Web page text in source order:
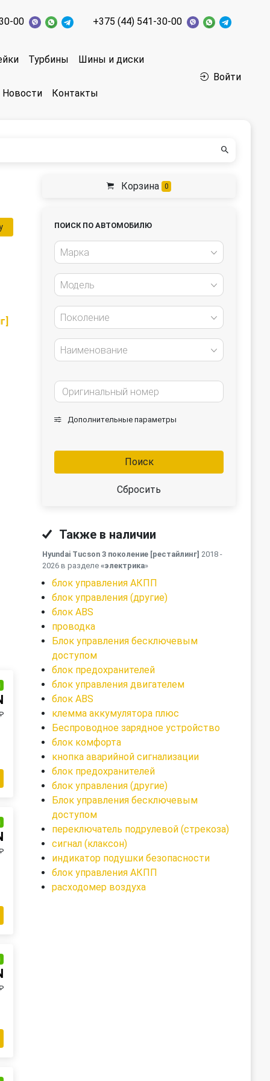
00 +375 (44) 541-30-00
Турбины Шины и диски
Новости Контакты
Войти
Корзина 0
ПОИСК ПО АВТОМОБИЛЮ
Марка
Модель
Поколение
Наименование
Дополнительные параметры
Поиск
Сбросить
Также в наличии
Hyundai Tucson 3 поколение [рестайлинг] 2018 -
2026 в разделе «электрика»
блок управления АКПП
блок управления (другие)
блок ABS
проводка
Блок управления бесключевым
доступом
блок предохранителей
блок управления двигателем
блок ABS
клемма аккумулятора плюс
Беспроводное зарядное устройство
блок комфорта
кнопка аварийной сигнализации
блок предохранителей
блок управления (другие)
Блок управления бесключевым
доступом
переключатель подрулевой (стрекоза)
сигнал (клаксон)
индикатор подушки безопасности
блок управления АКПП
расходомер воздуха